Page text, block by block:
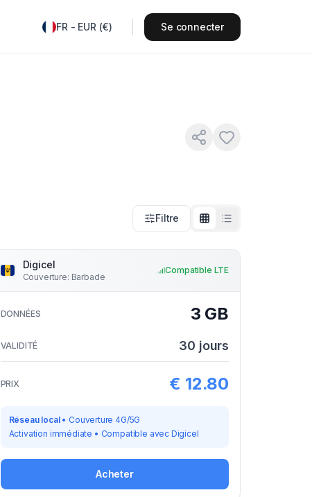
FR - EUR (€) Se connecter
Filtre
Digicel
Couverture: Barbade
Compatible LTE
DONNÉES 3 GB
VALIDITÉ 30 jours
PRIX € 12.80
Réseau local• Couverture 4G/5G
Activation immédiate • Compatible avec Digicel
Acheter